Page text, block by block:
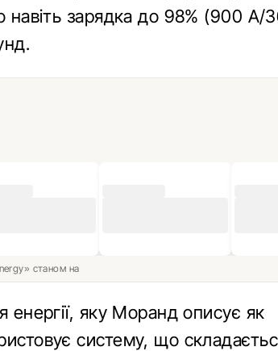
навіть зарядка до 98% (900 A/
станом на
енергії, яку Моранд описує як
систему, що